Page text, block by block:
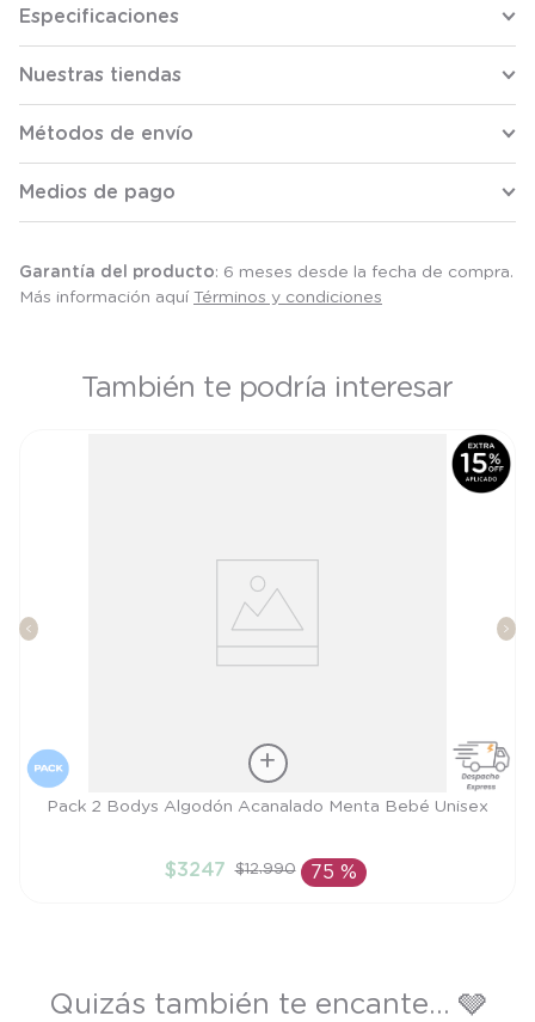
Especificaciones
Nuestras tiendas
Métodos de envío
Medios de pago
Garantía del producto: 6 meses desde la fecha de compra.
Más información aquí Términos y condiciones
También te podría interesar
Talla
AÑADIR AL CARRITO
Pack 2 Bodys Algodón Acanalado Menta Bebé Unisex
$3247 $12.990 75 %
Quizás también te encante... 🩶